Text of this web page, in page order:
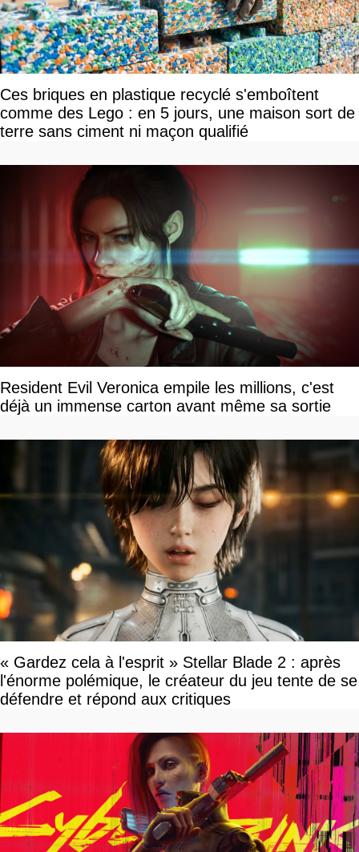
Ces briques en plastique recyclé s'emboîtent
comme des Lego : en 5 jours, une maison sort de
terre sans ciment ni maçon qualifié
Resident Evil Veronica empile les millions, c'est
déjà un immense carton avant même sa sortie
« Gardez cela à l'esprit » Stellar Blade 2 : après
l'énorme polémique, le créateur du jeu tente de se
défendre et répond aux critiques